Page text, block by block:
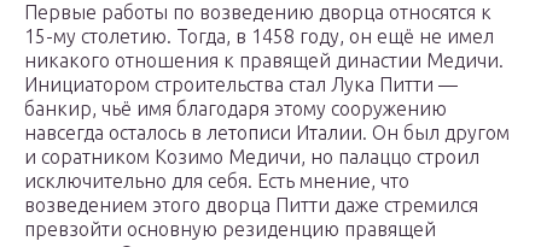
Первые работы по возведению дворца относятся к
15-му столетию. Тогда, в 1458 году, он ещё не имел
никакого отношения к правящей династии Медичи.
Инициатором строительства стал Лука Питти —
банкир, чьё имя благодаря этому сооружению
навсегда осталось в летописи Италии. Он был другом
и соратником Козимо Медичи, но палаццо строил
исключительно для себя. Есть мнение, что
возведением этого дворца Питти даже стремился
превзойти основную резиденцию правящей